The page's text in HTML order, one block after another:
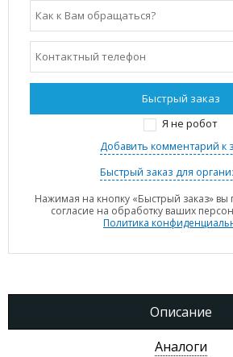
Я не робот
Добавить комментарий к
Быстрый заказ для
Нажимая на кнопку «Быстрый заказ» вы
согласие на обработку ваших
Политика
Описание
Аналоги